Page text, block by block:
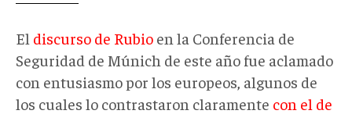
El discurso de Rubio en la Conferencia de
Seguridad de Múnich de este año fue aclamado
con entusiasmo por los europeos, algunos de
los cuales lo contrastaron claramente con el de